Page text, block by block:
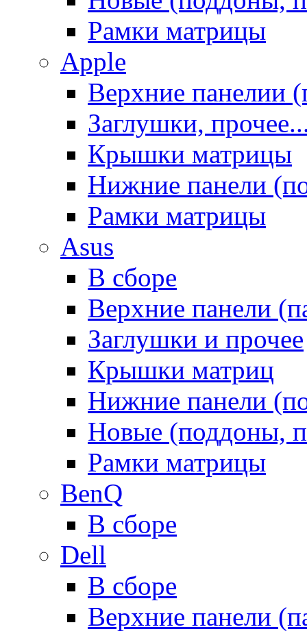
Рамки матрицы
Apple
Верхние панелии
Заглушки,
Крышки матрицы
Нижние панели
Рамки матрицы
Asus
В сборе
Верхние панели
Заглушки и прочее
Крышки матриц
Нижние панели
Новые (поддоны,
Рамки матрицы
BenQ
В сборе
Dell
В сборе
Верхние панели